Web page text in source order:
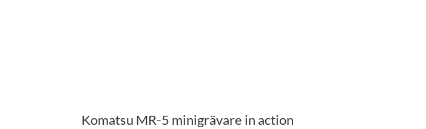
Komatsu MR-5 minigrävare in action